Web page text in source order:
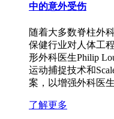
中的意外受伤
随着大多数脊柱外
保健行业对人体工
形外科医生Philip
运动捕捉技术和
案，以增强外科医
了解更多